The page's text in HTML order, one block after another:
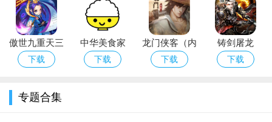
游戏破解版)
傲世九重天三
国机蜜福利版
下载
中华美食家
下载
龙门侠客（内
购版）
下载
铸剑屠龙
下载
专题合集